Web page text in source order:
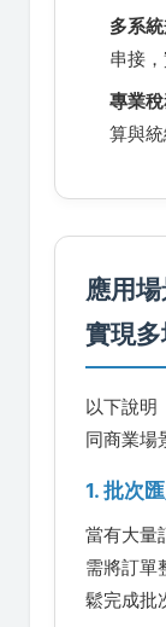
多系
串接
專業
算與統
應用
實現
以下說明
同商業場
1. 批次
當有大量
需將訂單
鬆完成批